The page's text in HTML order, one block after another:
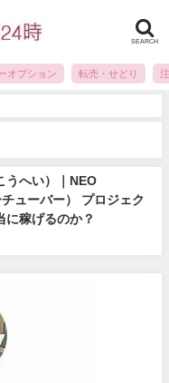
SEARCH
オプション 転売・せどり
うへい）｜NEO
ューバー） プロジェク
に稼げるのか？